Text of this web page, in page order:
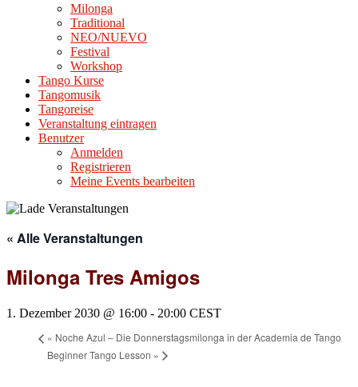
Milonga
Traditional
NEO/NUEVO
Festival
Workshop
Tango Kurse
Tangomusik
Tangoreise
Veranstaltung eintragen
Benutzer
Anmelden
Registrieren
Meine Events bearbeiten
« Alle Veranstaltungen
Milonga Tres Amigos
1. Dezember 2030 @ 16:00 - 20:00 CEST
« Noche Azul – Die Donnerstagsmilonga in der Academia de Tango
Beginner Tango Lesson »